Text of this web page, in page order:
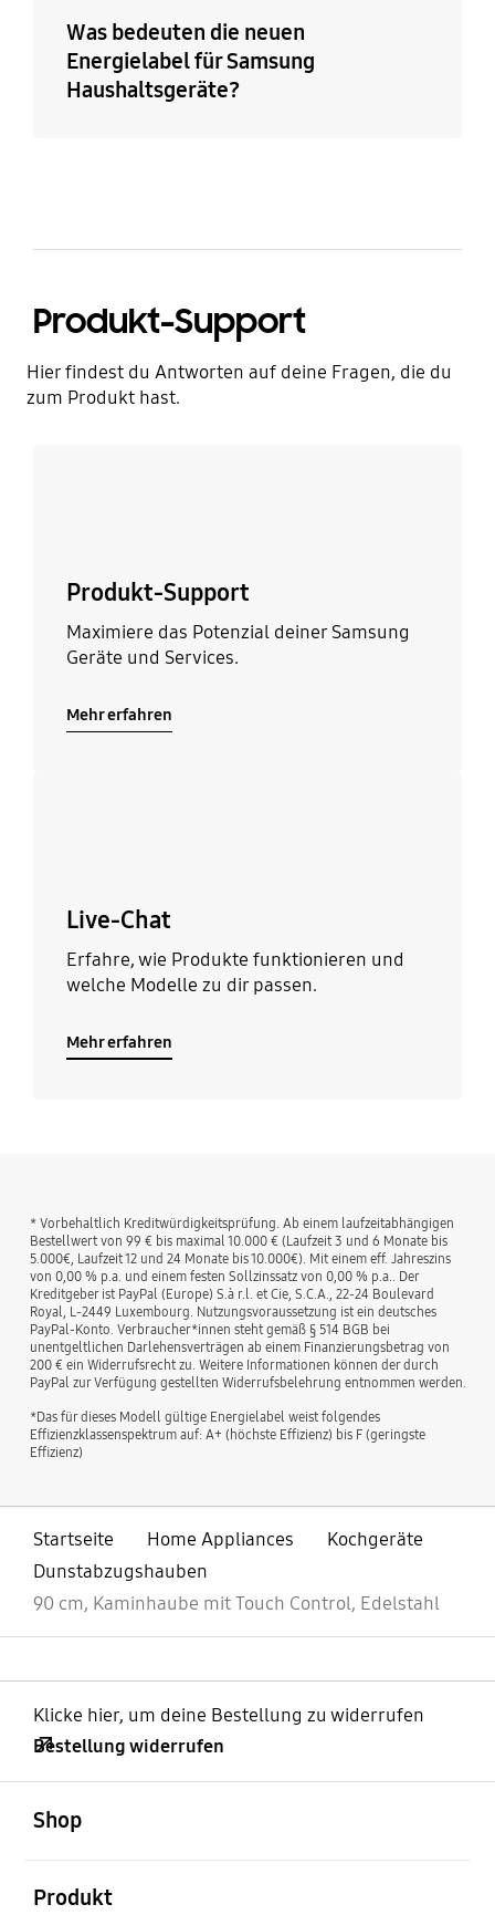
Was bedeuten die neuen
Energielabel für Samsung
Haushaltsgeräte?
Produkt-Support
Hier findest du Antworten auf deine Fragen, die du
zum Produkt hast.
Produkt-Support
Maximiere das Potenzial deiner Samsung
Geräte und Services.
Mehr erfahren
Live-Chat
Erfahre, wie Produkte funktionieren und
welche Modelle zu dir passen.
Mehr erfahren
* Vorbehaltlich Kreditwürdigkeitsprüfung. Ab einem laufzeitabhängigen
Bestellwert von 99 € bis maximal 10.000 € (Laufzeit 3 und 6 Monate bis
5.000€, Laufzeit 12 und 24 Monate bis 10.000€). Mit einem eff. Jahreszins
von 0,00 % p.a. und einem festen Sollzinssatz von 0,00 % p.a.. Der
Kreditgeber ist PayPal (Europe) S.à r.l. et Cie, S.C.A., 22-24 Boulevard
Royal, L-2449 Luxembourg. Nutzungsvoraussetzung ist ein deutsches
PayPal-Konto. Verbraucher*innen steht gemäß § 514 BGB bei
unentgeltlichen Darlehensverträgen ab einem Finanzierungsbetrag von
200 € ein Widerrufsrecht zu. Weitere Informationen können der durch
PayPal zur Verfügung gestellten Widerrufsbelehrung entnommen werden.
*Das für dieses Modell gültige Energielabel weist folgendes
Effizienzklassenspektrum auf: A+ (höchste Effizienz) bis F (geringste
Effizienz)
Startseite Home Appliances
Kochgeräte
Dunstabzugshauben
90 cm, Kaminhaube mit Touch Control, Edelstahl
Klicke hier, um deine Bestellung zu widerrufen
Bestellung widerrufen
Shop
Produkt